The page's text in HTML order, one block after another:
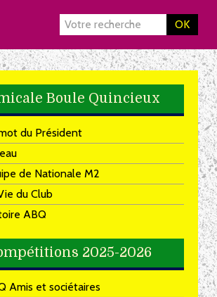
OK
Boule Quincieux
du Président
de Nationale M2
du Club
ABQ
2025-2026
Amis et sociétaires